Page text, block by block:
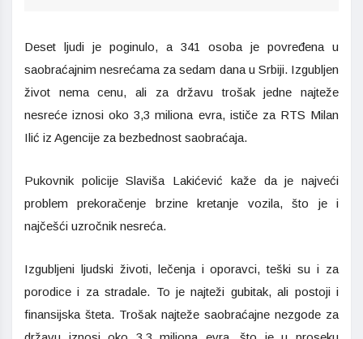
Deset ljudi je poginulo, a 341 osoba je povređena u
saobraćajnim nesrećama za sedam dana u Srbiji. Izgubljen
život nema cenu, ali za državu trošak jedne najteže
nesreće iznosi oko 3,3 miliona evra, ističe za RTS Milan
Ilić iz Agencije za bezbednost saobraćaja.
Pukovnik policije Slaviša Lakićević kaže da je najveći
problem prekoračenje brzine kretanje vozila, što je i
najčešći uzročnik nesreća.
Izgubljeni ljudski životi, lečenja i oporavci, teški su i za
porodice i za stradale. To je najteži gubitak, ali postoji i
finansijska šteta. Trošak najteže saobraćajne nezgode za